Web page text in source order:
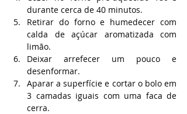
durante cerca de 40 minutos.
Retirar do forno e humedecer com
calda de açúcar aromatizada com
limão.
Deixar arrefecer um pouco e
desenformar.
Aparar a superfície e cortar o bolo em
3 camadas iguais com uma faca de
cerra.